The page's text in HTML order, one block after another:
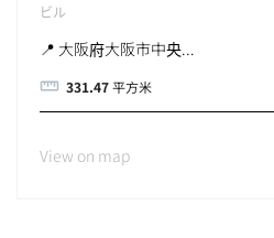
ビル
📍 大阪府大阪市中央...
331.47平方米
View on map